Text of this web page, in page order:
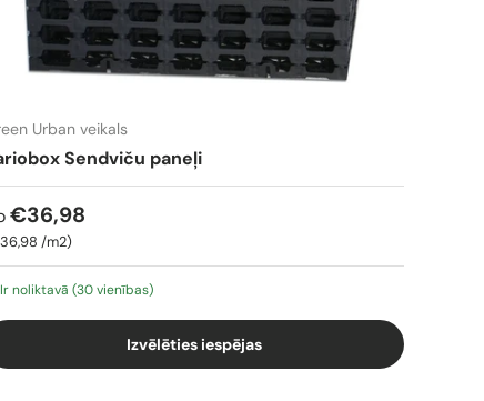
Urban veikals
Sendviču paneļi
€36,98
par vienību
/m2
Ir noliktavā (30 vienības)
Izvēlēties iespējas